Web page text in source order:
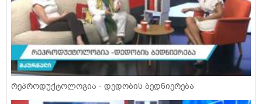
რეპროდუქტოლოგია - დედობის ბედნიერება